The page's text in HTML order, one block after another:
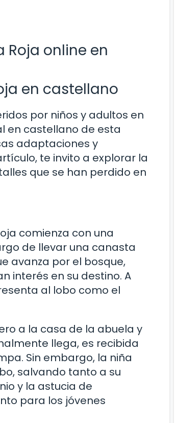
online en
en castellano
por niños y adultos en
en castellano de esta
adaptaciones y
te invito a explorar la
que se han perdido en
comienza con una
de llevar una canasta
avanza por el bosque,
interés en su destino. A
al lobo como el
a la casa de la abuela y
llega, es recibida
Sin embargo, la niña
salvando tanto a su
y la astucia de
para los jóvenes